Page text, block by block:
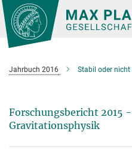
Hauptinhalt
Jahrbuch 2016 Stabil oder nicht
Forschungsbericht
Gravitationsphysik